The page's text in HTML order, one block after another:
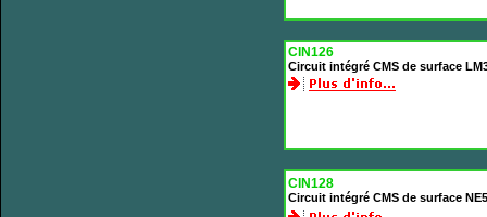
CIN126
Circuit intégré CMS de surface
CIN128
Circuit intégré CMS de surface